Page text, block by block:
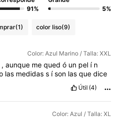
91%
5%
(1) color liso(9)
Color: Azul Marino / Talla: XXL
, aunque me qued ó un pel í n
las medidass íson lasquedice
Útil (4)
Color: Azul / Talla: XL